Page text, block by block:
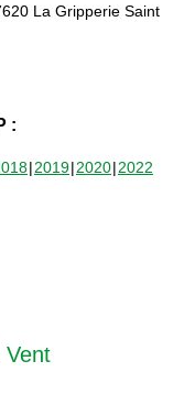
La Gripperie Saint
:
2019 2020 2022
Vent